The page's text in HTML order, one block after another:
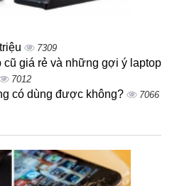
7309
cũ giá rẻ và những gợi ý laptop
7012
có dùng được không? 7066